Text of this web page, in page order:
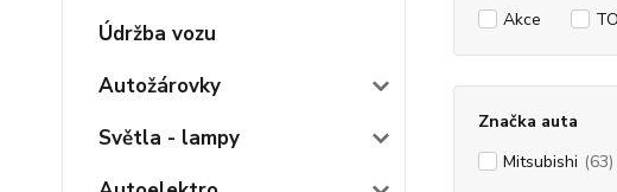
Údržba vozu
Autožárovky
Světla - lampy
Akce
Značka auta
Mitsubishi (63)